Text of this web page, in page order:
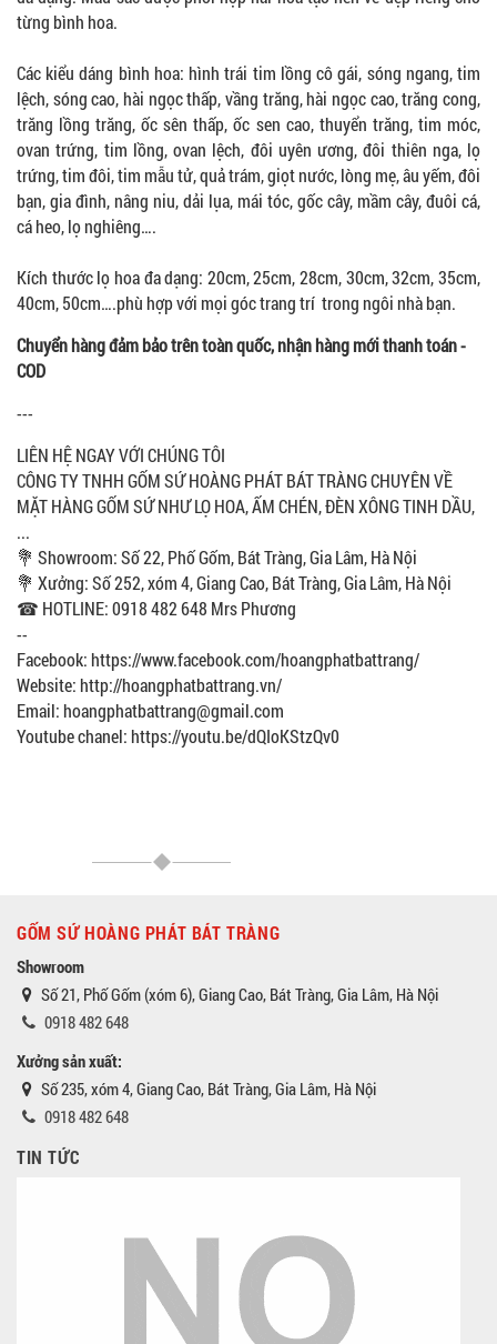
từng bình hoa.
Các kiểu dáng bình hoa: hình trái tim lồng cô gái, sóng ngang, tim
lệch, sóng cao, hài ngọc thấp, vầng trăng, hài ngọc cao, trăng cong,
trăng lồng trăng, ốc sên thấp, ốc sen cao, thuyển trăng, tim móc,
ovan trứng, tim lồng, ovan lệch, đôi uyên ương, đôi thiên nga, lọ
trứng, tim đôi, tim mẫu tử, quả trám, giọt nước, lòng mẹ, âu yếm, đôi
bạn, gia đình, nâng niu, dải lụa, mái tóc, gốc cây, mầm cây, đuôi cá,
cá heo, lọ nghiêng….
Kích thước lọ hoa đa dạng: 20cm, 25cm, 28cm, 30cm, 32cm, 35cm,
40cm, 50cm….phù hợp với mọi góc trang trí trong ngôi nhà bạn.
Chuyển hàng đảm bảo trên toàn quốc, nhận hàng mới thanh toán -
COD
---
LIÊN HỆ NGAY VỚI CHÚNG TÔI
CÔNG TY TNHH GỐM SỨ HOÀNG PHÁT BÁT TRÀNG CHUYÊN VỀ
MẶT HÀNG GỐM SỨ NHƯ LỌ HOA, ẤM CHÉN, ĐÈN XÔNG TINH DẦU,
...
💐 Showroom: Số 22, Phố Gốm, Bát Tràng, Gia Lâm, Hà Nội
💐 Xưởng: Số 252, xóm 4, Giang Cao, Bát Tràng, Gia Lâm, Hà Nội
☎ HOTLINE: 0918 482 648 Mrs Phương
--
Facebook: https://www.facebook.com/hoangphatbattrang/
Website: http://hoangphatbattrang.vn/
Email: hoangphatbattrang@gmail.com
Youtube chanel: https://youtu.be/dQIoKStzQv0
GỐM SỨ HOÀNG PHÁT BÁT TRÀNG
Showroom
Số 21, Phố Gốm (xóm 6), Giang Cao, Bát Tràng, Gia Lâm, Hà Nội
0918 482 648
Xưởng sản xuất:
Số 235, xóm 4, Giang Cao, Bát Tràng, Gia Lâm, Hà Nội
0918 482 648
TIN TỨC